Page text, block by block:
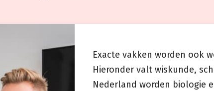
Exacte vakken worden ook
Hieronder valt wiskunde,
Nederland worden biologie